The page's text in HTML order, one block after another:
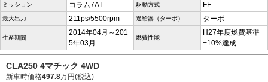
ミッション コラム7AT 駆動方式 FF
最大出力 211ps/5500rpm 過給器（ターボ） ターボ
生産期間
2014年04月～201
5年03月
燃費性能
H27年度燃費基準
+10%達成
CLA250 4マチック 4WD
新車時価格497.8万円(税込)